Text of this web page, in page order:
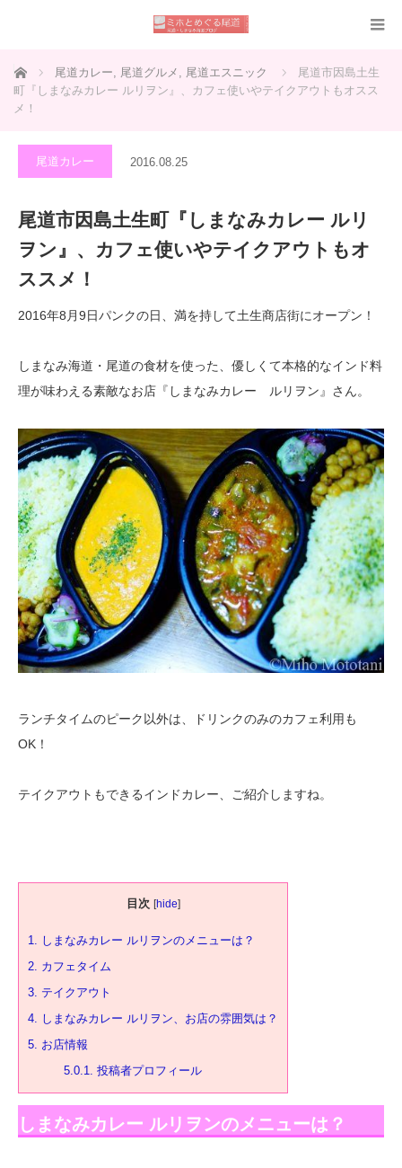
ホーム 尾道カレー, 尾道グルメ , 尾道エスニック
尾道市因島土生
町『しまなみカレー ルリヲン』、カフェ使いやテイクアウトもオスス
メ！
尾道カレー 2016.08.25
尾道市因島土生町『しまなみカレー ルリ
ヲン』、カフェ使いやテイクアウトもオ
ススメ！
2016年8月9日パンクの日、満を持して土生商店街にオープン！
しまなみ海道・尾道の食材を使った、優しくて本格的なインド料
理が味わえる素敵なお店『しまなみカレー ルリヲン』さん。
ランチタイムのピーク以外は、ドリンクのみのカフェ利用も
OK！
テイクアウトもできるインドカレー、ご紹介しますね。
目次 [hide]
1. しまなみカレー ルリヲンのメニューは？
2. カフェタイム
3. テイクアウト
4. しまなみカレー ルリヲン、お店の雰囲気は？
5. お店情報
5.0.1. 投稿者プロフィール
しまなみカレー ルリヲンのメニューは？